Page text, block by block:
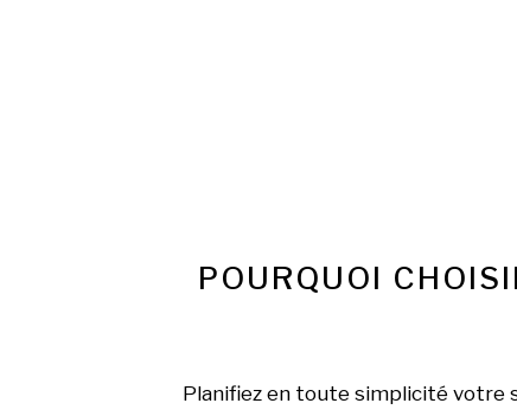
POURQUOI
Planifiez en toute simplicité votre